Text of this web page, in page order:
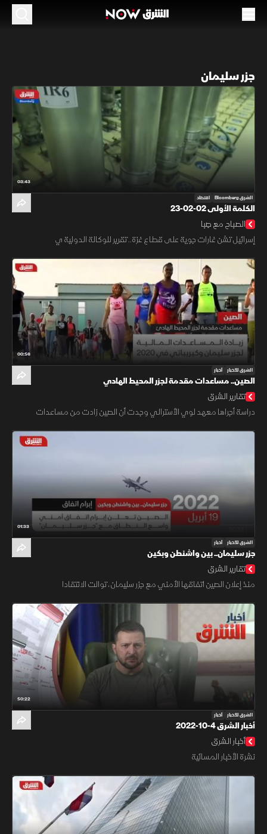
جزر سليمان
03:43
الشرق Bloomberg اقتصاد
الكلمة الأولى 02-02-23
الصباح مع صِبا
إسرائيل تشن غارات جوية على قطاع غزة.. تقرير للوكالة الدولية ي
00:56
الشرق للأخبار أخبار
الصين.. مساعدات مقدمة لجزر المحيط الهادي
تقارير الشرق
دراسة أجراها معهد لوي الأسترالي وجدت أن الصين زادت من مساعدات
01:33
الشرق للأخبار أخبار
جزر سليمان.. بين واشنطن وبكين
تقارير الشرق
منذ إعلان الصين اتفاقها الأمني مع جزر سليمان، توالت الانتقادا
50:22
الشرق للأخبار أخبار
أخبار الشرق 4-10-2022
أخبار الشرق
نشرة الأخبار المسائية